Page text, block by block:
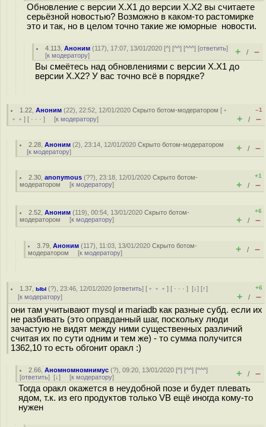
Обновление с версии Х.Х1 до версии Х.Х2 вы считаете
серьёзной новостью? Возможно в каком-то растомирке
это и так, но в целом точно такие же юморные новости.
4.113 ,Аноним (117), 17:07, 13/01/2020 [^] [^^] [^^^] [ответить]
[к модератору] + / –
Вы смеётесь над обновлениями с версии Х.Х1 до
версии Х.Х2? У вас точно всё в порядке?
1.22 ,Аноним (22), 22:52, 12/01/2020Скрыто ботом-модератором [ ﹢
﹢﹢ ] [ · · · ] [к модератору]
–1
+ / –
2.28 ,Аноним (2), 23:14, 12/01/2020Скрыто ботом-модератором
[к модератору] + / –
2.30 ,anonymous (??), 23:18, 12/01/2020Скрыто ботом-
модератором [к модератору]
+1
+ / –
2.52 ,Аноним (119), 00:54, 13/01/2020Скрыто ботом-
модератором [к модератору]
+6
+ / –
3.79 ,Аноним (117), 11:03, 13/01/2020Скрыто ботом-
модератором [к модератору] + / –
1.37 ,ыы (?), 23:46, 12/01/2020 [ответить] [ ﹢﹢﹢] [ · · ·][↓] [↑]
[к модератору]
+6
+ / –
они там учитывают mysql и mariadb как разные субд. если их
не разбивать (это оправданный шаг, поскольку люди
зачастую не видят между ними существенных различий
считая их по сути одним и тем же) - то сумма получится
1362,10 то есть обгонит оракл :)
2.66 ,Аномномномнимус (?), 09:20, 13/01/2020 [^] [^^] [^^^]
[ответить] [↓] [к модератору] + / –
Тогда оракл окажется в неудобной позе и будет плевать
ядом, т.к. из его продуктов только VB ещё иногда кому-то
нужен